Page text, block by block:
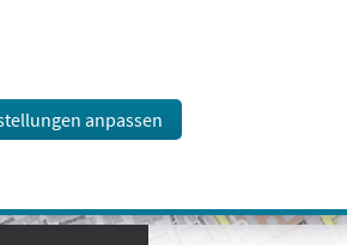
anpassen